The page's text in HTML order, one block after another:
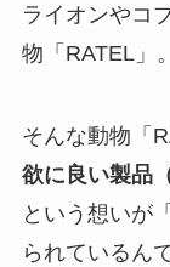
ライオンやコ
物「RATEL」。
そんな動物「
欲に良い製品
という想いが
られているん